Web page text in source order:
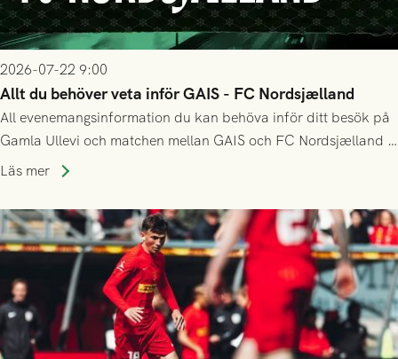
2026-07-22 9:00
Allt du behöver veta inför GAIS - FC Nordsjælland
All evenemangsinformation du kan behöva inför ditt besök på
Gamla Ullevi och matchen mellan GAIS och FC Nordsjælland i
kvalet till Conference League! Avspark kl 19.00 på torsdag
Läs mer